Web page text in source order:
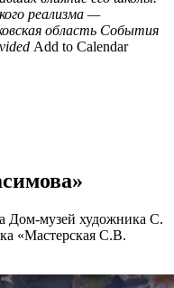
реализма —
область События
Add to Calendar
Дом-музей художника С.
«Мастерская С.В.